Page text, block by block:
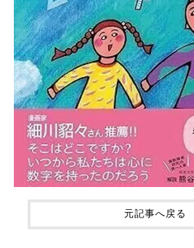
元記事へ戻る